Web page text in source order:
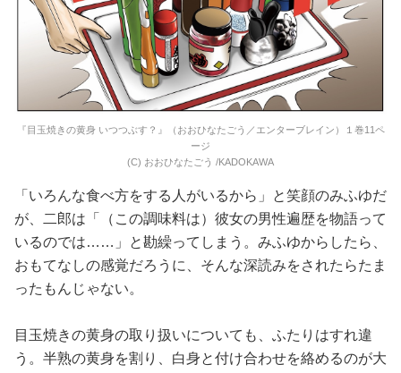
『目玉焼きの黄身 いつつぶす？』（おおひなたごう／エンターブレイン）１巻11ペ
ージ
(C) おおひなたごう /KADOKAWA
「いろんな食べ方をする人がいるから」と笑顔のみふゆだ
が、二郎は「（この調味料は）彼女の男性遍歴を物語って
いるのでは……」と勘繰ってしまう。みふゆからしたら、
おもてなしの感覚だろうに、そんな深読みをされたらたま
ったもんじゃない。
目玉焼きの黄身の取り扱いについても、ふたりはすれ違
う。半熟の黄身を割り、白身と付け合わせを絡めるのが大